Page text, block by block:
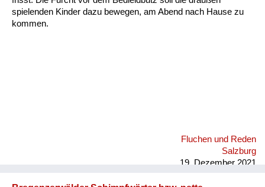
spielenden Kinder dazu bewegen, am Abend nach Hause zu
kommen.
Fluchen und Reden
Salzburg
19. Dezember 2021